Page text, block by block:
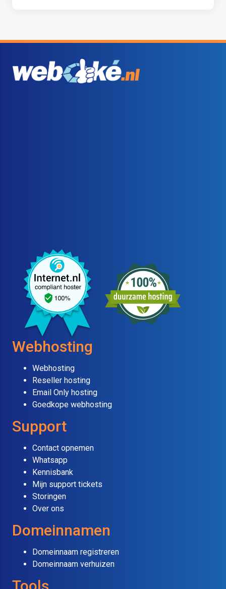
Webhosting
Webhosting
Reseller hosting
Email Only hosting
Goedkope webhosting
Support
Contact opnemen
Whatsapp
Kennisbank
Mijn support tickets
Storingen
Over ons
Domeinnamen
Domeinnaam registreren
Domeinnaam verhuizen